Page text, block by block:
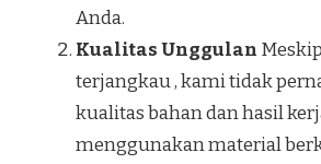
Anda.
Kualitas Unggulan
terjangkau , kami tidak
kualitas bahan dan hasil
menggunakan material